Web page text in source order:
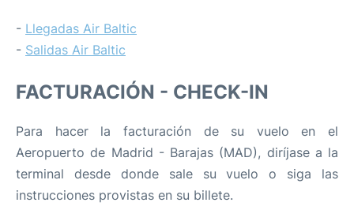
- Llegadas Air Baltic
- Salidas Air Baltic
FACTURACIÓN - CHECK-IN
Para hacer la facturación de su vuelo en el
Aeropuerto de Madrid - Barajas (MAD), diríjase a la
terminal desde donde sale su vuelo o siga las
instrucciones provistas en su billete.